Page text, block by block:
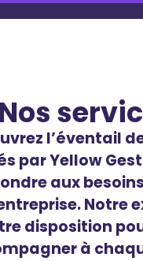
Nos
l’éventail
par Yellow
aux
Notre
disposition
à